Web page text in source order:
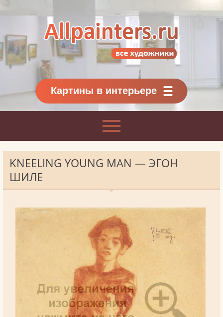
Картины классиков
и современников
Картины в интерьере
KNEELING YOUNG MAN — ЭГОН
ШИЛЕ